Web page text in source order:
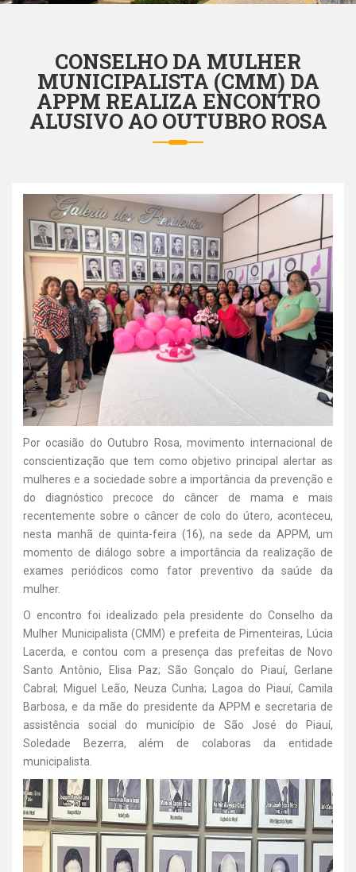
CONSELHO DA MULHER
MUNICIPALISTA (CMM) DA
APPM REALIZA ENCONTRO
ALUSIVO AO OUTUBRO ROSA
Por ocasião do Outubro Rosa, movimento internacional de
conscientização que tem como objetivo principal alertar as
mulheres e a sociedade sobre a importância da prevenção e
do diagnóstico precoce do câncer de mama e mais
recentemente sobre o câncer de colo do útero, aconteceu,
nesta manhã de quinta-feira (16), na sede da APPM, um
momento de diálogo sobre a importância da realização de
exames periódicos como fator preventivo da saúde da
mulher.
O encontro foi idealizado pela presidente do Conselho da
Mulher Municipalista (CMM) e prefeita de Pimenteiras, Lúcia
Lacerda, e contou com a presença das prefeitas de Novo
Santo Antônio, Elisa Paz; São Gonçalo do Piauí, Gerlane
Cabral; Miguel Leão, Neuza Cunha; Lagoa do Piauí, Camila
Barbosa, e da mãe do presidente da APPM e secretaria de
assistência social do município de São José do Piauí,
Soledade Bezerra, além de colaboras da entidade
municipalista.